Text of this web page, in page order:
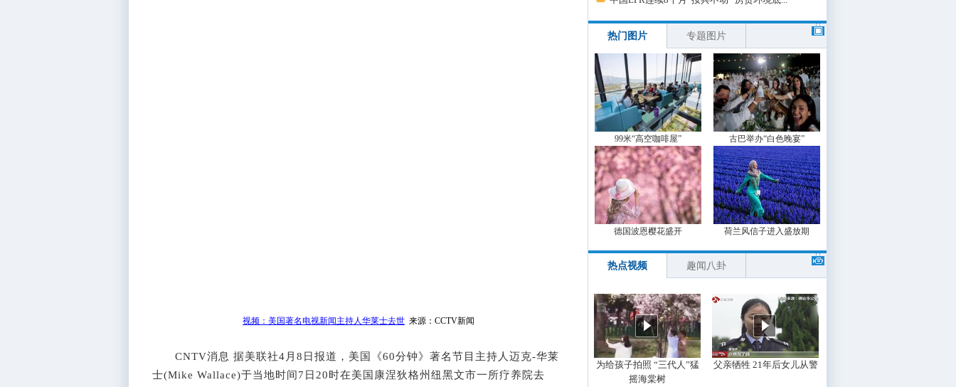
视频：美国著名电视新闻主持人华莱士去世来源：CCTV新闻
CNTV消息 据美联社4月8日报道，美国《60分钟》著名节目主持人迈克-华莱
士(Mike Wallace)于当地时间7日20时在美国康涅狄格州纽黑文市一所疗养院去
热门图片 专题图片
99米“高空咖啡屋” 古巴举办“白色晚宴”
德国波恩樱花盛开 荷兰风信子进入盛放期
热点视频 趣闻八卦
为给孩子拍照 “三代人”猛
摇海棠树
父亲牺牲 21年后女儿从警